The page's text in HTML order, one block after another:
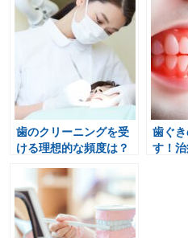
歯のクリーニングを受
ける理想的な頻度は？
歯ぐ
す！